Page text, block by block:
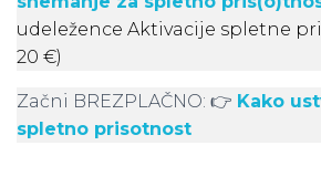
udeležence Aktivacije spletne
20 €)
Začni BREZPLAČNO: 👉 Kako
spletno prisotnost